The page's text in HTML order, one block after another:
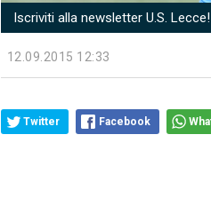
Iscriviti alla newsletter U.S. Lecce!
12.09.2015 12:33
Twitter Facebook